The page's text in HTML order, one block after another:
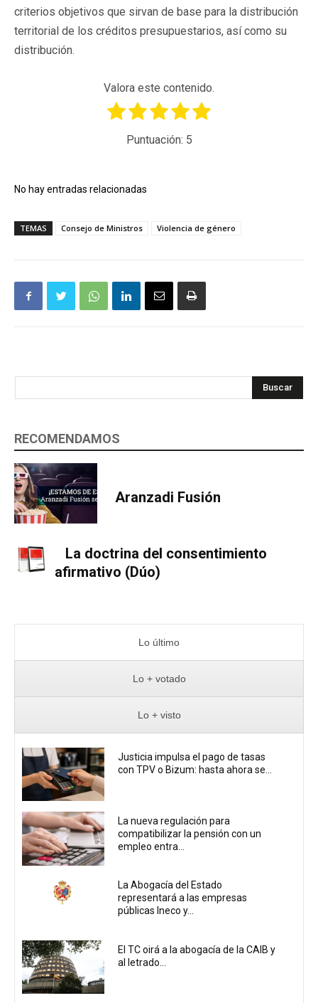
criterios objetivos que sirvan de base para la distribución
territorial de los créditos presupuestarios, así como su
distribución.
Valora este contenido.
Puntuación: 5
No hay entradas relacionadas
TEMAS Consejo de Ministros Violencia de género
Buscar
RECOMENDAMOS
Aranzadi Fusión
La doctrina del consentimiento
afirmativo (Dúo)
Lo último
Lo + votado
Lo + visto
Justicia impulsa el pago de tasas
con TPV o Bizum: hasta ahora se...
La nueva regulación para
compatibilizar la pensión con un
empleo entra...
La Abogacía del Estado
representará a las empresas
públicas Ineco y...
El TC oirá a la abogacía de la CAIB y
al letrado...